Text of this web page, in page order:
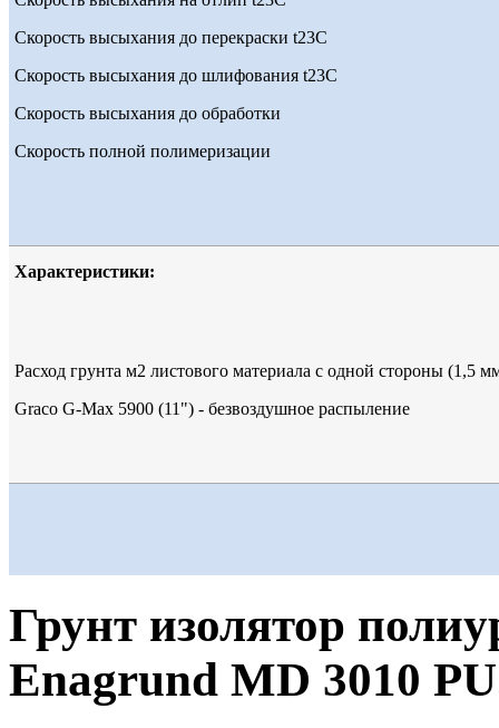
Скорость высыхания до перекраски t23С
Скорость высыхания до шлифования t23С
Скорость высыхания до обработки
Скорость полной полимеризации
Характеристики:
Расход грунта м2 листового материала с одной стороны (1,5
Graco G-Max 5900 (11") - безвоздушное распыление
Грунт изолятор
Enagrund MD 3010